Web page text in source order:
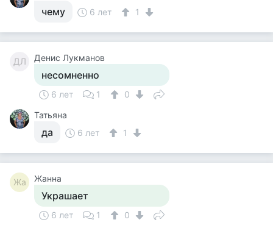
чему 6 лет 1
ДЛ Денис Лукманов
несомненно
6 лет 1
0
Татьяна
да 6 лет 1
Жа Жанна
Украшает
6 лет 1
0